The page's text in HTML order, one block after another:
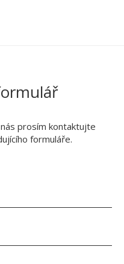
prosím kontaktujte
formuláře.